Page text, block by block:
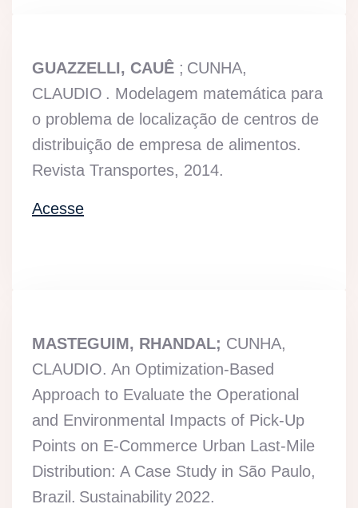
GUAZZELLI, CAUÊ ; CUNHA,
CLAUDIO . Modelagem matemática para
o problema de localização de centros de
distribuição de empresa de alimentos.
Revista Transportes, 2014.
Acesse
MASTEGUIM, RHANDAL; CUNHA,
CLAUDIO. An Optimization-Based
Approach to Evaluate the Operational
and Environmental Impacts of Pick-Up
Points on E-Commerce Urban Last-Mile
Distribution: A Case Study in São Paulo,
Brazil. Sustainability 2022.